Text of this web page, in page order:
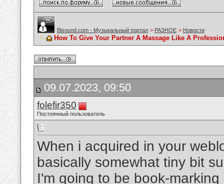
Bisound.com - Музыкальный портал > РАЗНОЕ > Новости
How To Give Your Partner A Massage Like A
09.07.2023, 09:50
folefir350
Постоянный пользователь
When i acquired in your
basically somewhat tiny bit
I'm going to be book-